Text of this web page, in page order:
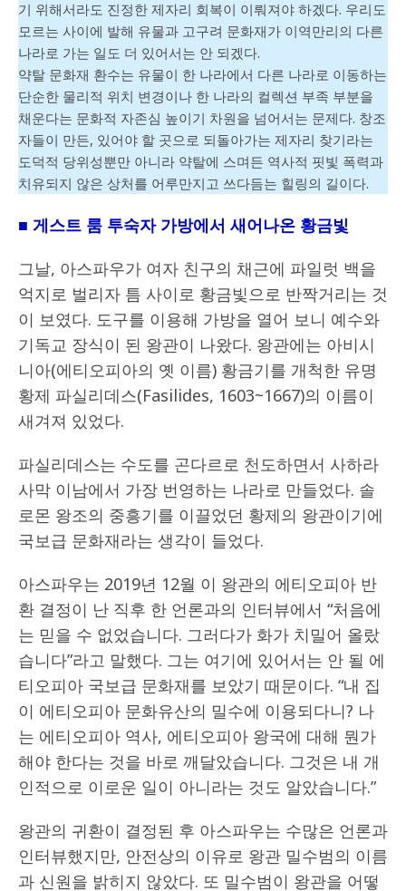
기 위해서라도 진정한 제자리 회복이 이뤄져야 하겠다. 우리도
모르는 사이에 발해 유물과 고구려 문화재가 이역만리의 다른
나라로 가는 일도 더 있어서는 안 되겠다.
약탈 문화재 환수는 유물이 한 나라에서 다른 나라로 이동하는
단순한 물리적 위치 변경이나 한 나라의 컬렉션 부족 부분을
채운다는 문화적 자존심 높이기 차원을 넘어서는 문제다. 창조
자들이 만든, 있어야 할 곳으로 되돌아가는 제자리 찾기라는
도덕적 당위성뿐만 아니라 약탈에 스며든 역사적 핏빛 폭력과
치유되지 않은 상처를 어루만지고 쓰다듬는 힐링의 길이다.
■ 게스트 룸 투숙자 가방에서 새어나온 황금빛
그날, 아스파우가 여자 친구의 채근에 파일럿 백을
억지로 벌리자 틈 사이로 황금빛으로 반짝거리는 것
이 보였다. 도구를 이용해 가방을 열어 보니 예수와
기독교 장식이 된 왕관이 나왔다. 왕관에는 아비시
니아(에티오피아의 옛 이름) 황금기를 개척한 유명
황제 파실리데스(Fasilides, 1603~1667)의 이름이
새겨져 있었다.
파실리데스는 수도를 곤다르로 천도하면서 사하라
사막 이남에서 가장 번영하는 나라로 만들었다. 솔
로몬 왕조의 중흥기를 이끌었던 황제의 왕관이기에
국보급 문화재라는 생각이 들었다.
아스파우는 2019년 12월 이 왕관의 에티오피아 반
환 결정이 난 직후 한 언론과의 인터뷰에서 “처음에
는 믿을 수 없었습니다. 그러다가 화가 치밀어 올랐
습니다”라고 말했다. 그는 여기에 있어서는 안 될 에
티오피아 국보급 문화재를 보았기 때문이다. “내 집
이 에티오피아 문화유산의 밀수에 이용되다니? 나
는 에티오피아 역사, 에티오피아 왕국에 대해 뭔가
해야 한다는 것을 바로 깨달았습니다. 그것은 내 개
인적으로 이로운 일이 아니라는 것도 알았습니다.”
왕관의 귀환이 결정된 후 아스파우는 수많은 언론과
인터뷰했지만, 안전상의 이유로 왕관 밀수범의 이름
과 신원을 밝히지 않았다. 또 밀수범이 왕관을 어떻